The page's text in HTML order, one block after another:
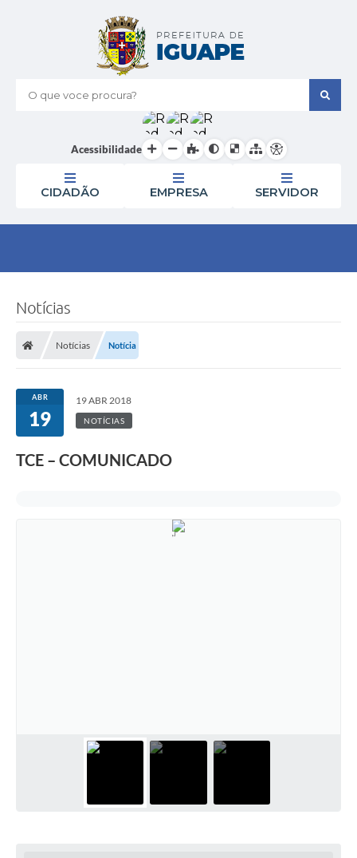
O que voce procura?
Acessibilidade
CIDADÃO EMPRESA SERVIDOR
Notícias
Notícias Notícia
ABR
19
19 ABR 2018
NOTÍCIAS
TCE – COMUNICADO